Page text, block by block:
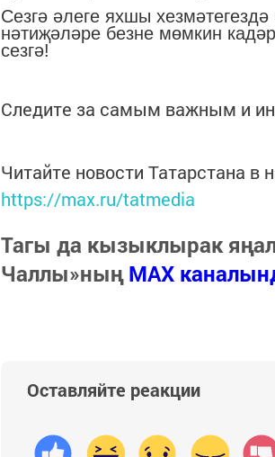
Сезгә әлеге яхшы
нәтиҗәләре безне мөмкин
сезгә!
Следите за самым важным и
Читайте новости Татарстана
https://max.ru/tatmedia
Тагы да кызыклырак
Чаллы»ныңMAX
Оставляйте реакции